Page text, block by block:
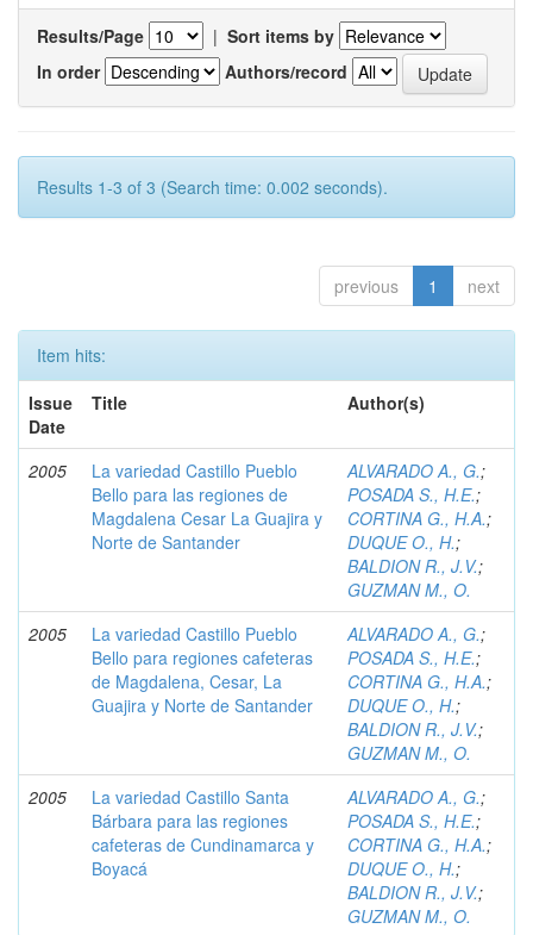
Results/Page | Sort items by
In order
Authors/record
Results 1-3 of 3 (Search time: 0.002 seconds).
previous 1 next
Item hits:
Issue
Date
Title Author(s)
2005
La variedad Castillo Pueblo
Bello para las regiones de
Magdalena Cesar La Guajira y
Norte de Santander
ALVARADO A., G.;
POSADA S., H.E.;
CORTINA G., H.A.;
DUQUE O., H.;
BALDION R., J.V.;
GUZMAN M., O.
2005
La variedad Castillo Pueblo
Bello para regiones cafeteras
de Magdalena, Cesar, La
Guajira y Norte de Santander
ALVARADO A., G.;
POSADA S., H.E.;
CORTINA G., H.A.;
DUQUE O., H.;
BALDION R., J.V.;
GUZMAN M., O.
2005
La variedad Castillo Santa
Bárbara para las regiones
cafeteras de Cundinamarca y
Boyacá
ALVARADO A., G.;
POSADA S., H.E.;
CORTINA G., H.A.;
DUQUE O., H.;
BALDION R., J.V.;
GUZMAN M., O.